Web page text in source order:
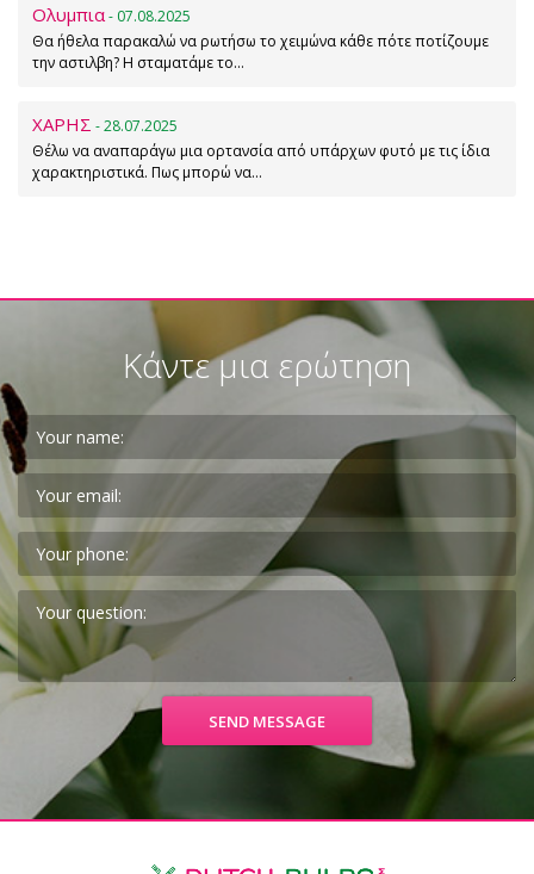
Ολυμπια- 07.08.2025
Θα ήθελα παρακαλώ να ρωτήσω το χειμώνα κάθε πότε ποτίζουμε
την αστιλβη? Η σταματάμε το…
ΧΑΡΗΣ - 28.07.2025
Θέλω να αναπαράγω μια ορτανσία από υπάρχων φυτό με τις ίδια
χαρακτηριστικά. Πως μπορώ να…
Κάντε μια ερώτηση